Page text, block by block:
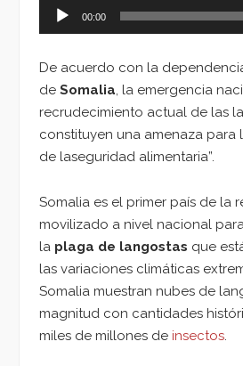
00:00
De acuerdo con la
de Somalia, la emergencia
recrudecimiento actual de las
constituyen una amenaza para
de laseguridad alimentaria”.
Somalia es el primer país de la
movilizado a nivel nacional
la plaga de langostas que
las variaciones climáticas
Somalia muestran nubes de
magnitud con cantidades
miles de millones de insectos.